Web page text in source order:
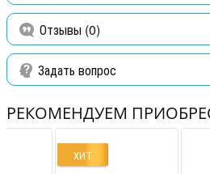
Отзывы (0)
Задать вопрос
РЕКОМЕНДУЕМ
ХИТ